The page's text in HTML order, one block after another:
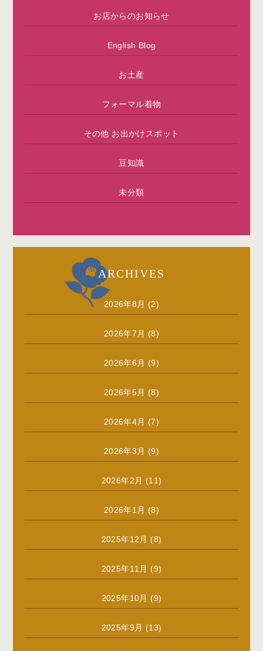
お店からのお知らせ
English Blog
お土産
フォーマル着物
その他 お出かけスポット
豆知識
未分類
ARCHIVES
2026年8月 (2)
2026年7月 (8)
2026年6月 (9)
2026年5月 (8)
2026年4月 (7)
2026年3月 (9)
2026年2月 (11)
2026年1月 (8)
2025年12月 (8)
2025年11月 (9)
2025年10月 (9)
2025年9月 (13)